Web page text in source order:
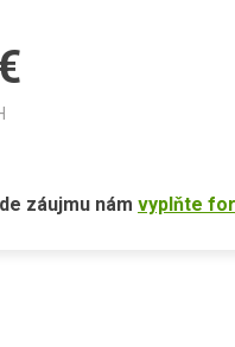
záujmu nám vyplňte